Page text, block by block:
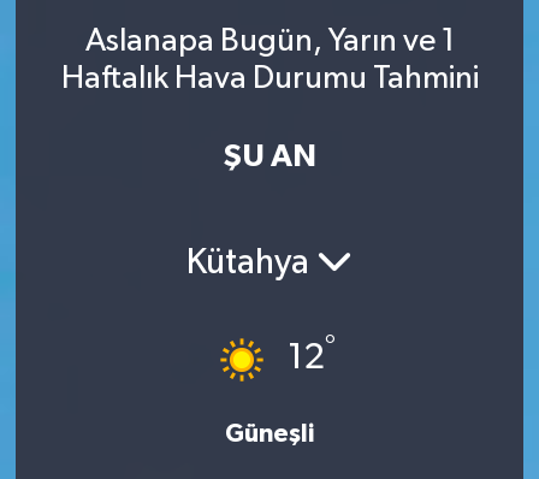
Aslanapa Bugün, Yarın ve 1
Haftalık Hava Durumu Tahmini
ŞU AN
Kütahya
12°
Güneşli
SINAVLAR
AKADEMİK/BİLİM